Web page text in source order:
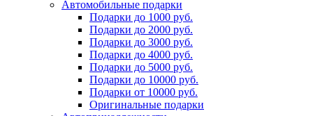
Автомобильные подарки
Подарки до 1000 руб.
Подарки до 2000 руб.
Подарки до 3000 руб.
Подарки до 4000 руб.
Подарки до 5000 руб.
Подарки до 10000 руб.
Подарки от 10000 руб.
Оригинальные подарки